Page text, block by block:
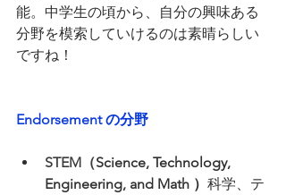
能。中学生の頃から、自分の興味ある
分野を模索していけるのは素晴らしい
ですね！
Endorsement の分野
STEM（Science, Technology,
Engineering, and Math ） 科学、テ